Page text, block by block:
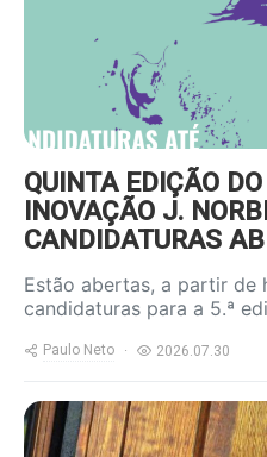
QUINTA EDIÇÃO
INOVAÇÃO J.
CANDIDATURAS
Estão abertas, a partir de
candidaturas para a 5.ª
Paulo Neto 2026.07.30
https://www.ruadireita.pt/
content/uploads/2024/01/